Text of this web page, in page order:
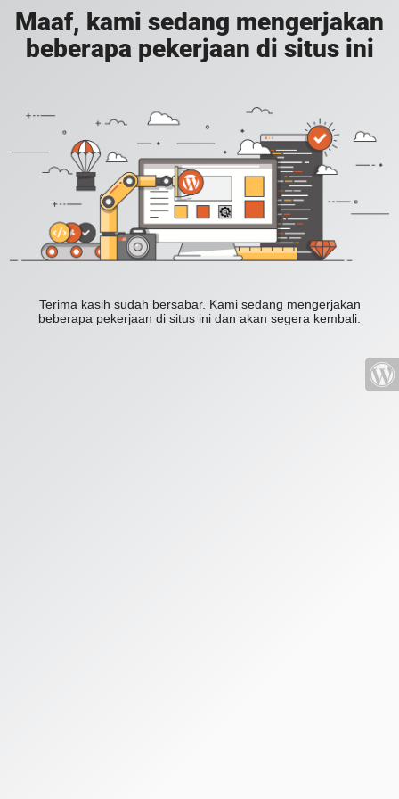
Maaf, kami sedang mengerjakan
beberapa pekerjaan di situs ini
Terima kasih sudah bersabar. Kami sedang mengerjakan
beberapa pekerjaan di situs ini dan akan segera kembali.